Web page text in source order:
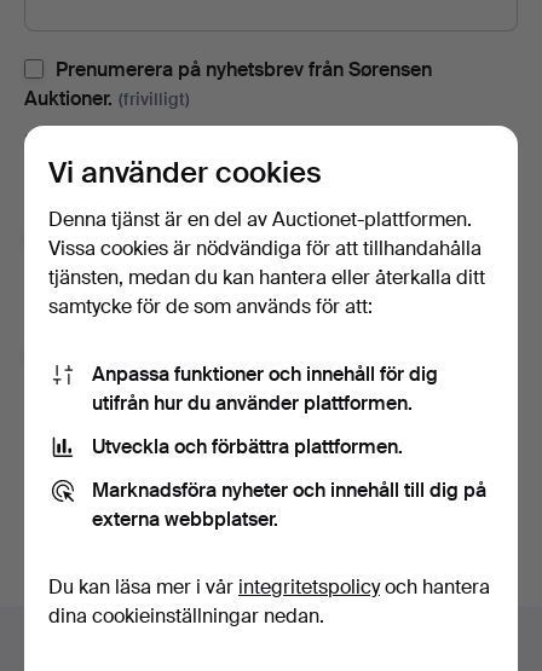
Prenumerera på nyhetsbrev från Sørensen
Auktioner. (frivilligt)
Med bl.a. auktionskataloger, inbjudningar till evenemang och
nyheter. Om du ångrar dig kan du enkelt avsluta
prenumerationen.
Prenumerera på Auctionets nyhetsbrev. (frivilligt)
Med bl.a. experttips, utvalda föremål och inspiration. Om du
ångrar dig kan du enkelt avsluta prenumerationen.
användarvillkoren,köpvillkoren samt bekräftar att jag
har tagit del avintegritetspolicyn.
Skapa konto
Sidfotsnavigation
Vi använder cookies
Denna tjänst är en del av Auctionet-plattformen.
Vissa cookies är nödvändiga för att tillhandahålla
tjänsten, medan du kan hantera eller återkalla ditt
samtycke för de som används för att:
Anpassa funktioner och innehåll för dig
utifrån hur du använder plattformen.
Utveckla och förbättra plattformen.
Marknadsföra nyheter och innehåll till dig på
externa webbplatser.
Du kan läsa mer i vår integritetspolicyoch hantera
dina cookieinställningar nedan.